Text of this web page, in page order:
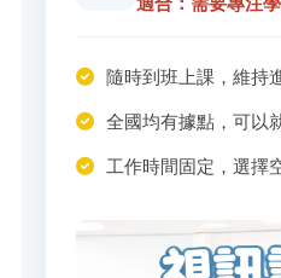
隨時到班上課，維持
全國均有據點，可以
工作時間固定，選擇